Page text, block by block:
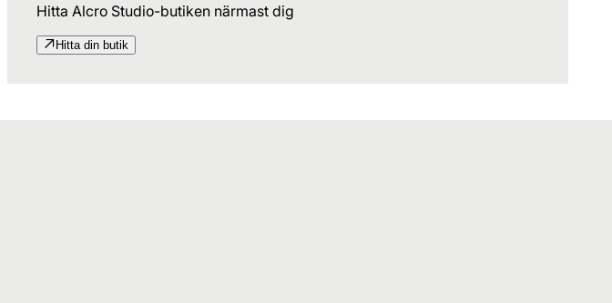
Hitta Alcro Studio-butiken närmast dig
Hitta din butik